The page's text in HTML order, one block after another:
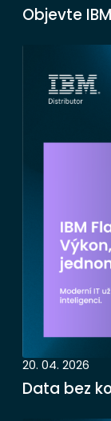
Objevte
20. 04. 2026
Data bez